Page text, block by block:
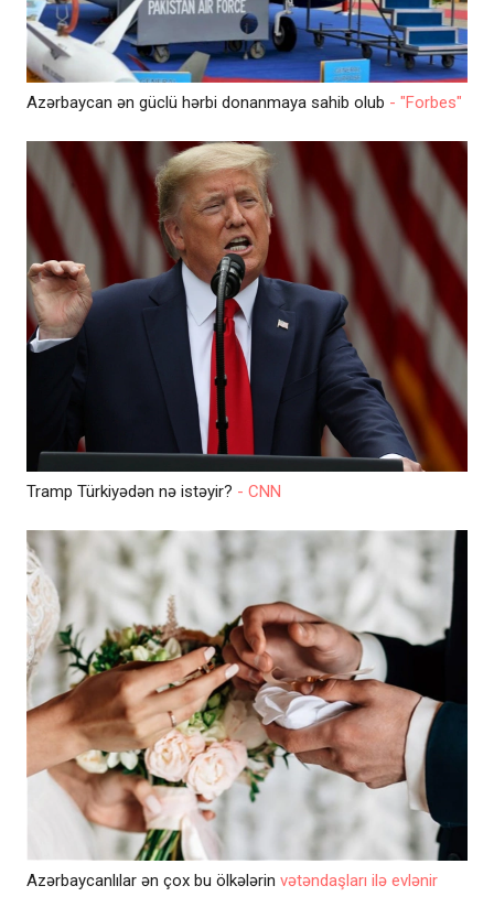
Azərbaycan ən güclü hərbi donanmaya sahib olub - "Forbes"
Tramp Türkiyədən nə istəyir? - CNN
Azərbaycanlılar ən çox bu ölkələrin vətəndaşları ilə evlənir